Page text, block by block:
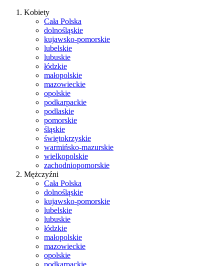
Kobiety
Cała Polska
dolnośląskie
kujawsko-pomorskie
lubelskie
lubuskie
łódzkie
małopolskie
mazowieckie
opolskie
podkarpackie
podlaskie
pomorskie
śląskie
świętokrzyskie
warmińsko-mazurskie
wielkopolskie
zachodniopomorskie
Mężczyźni
Cała Polska
dolnośląskie
kujawsko-pomorskie
lubelskie
lubuskie
łódzkie
małopolskie
mazowieckie
opolskie
podkarpackie